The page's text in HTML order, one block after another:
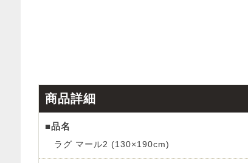
MILK HOME（ミルクホーム）
maison de reve
HOME
商品詳細
■品名
ラグ マール2 (130×190cm)